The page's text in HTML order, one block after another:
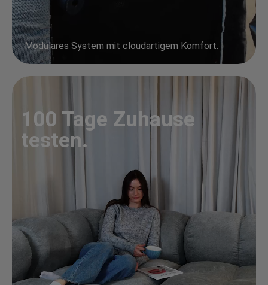
Modulares System mit cloudartigem Komfort.
100 Tage Zuhause
testen.